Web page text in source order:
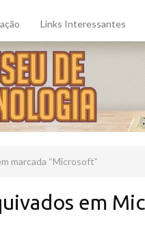
Links Interessantes
marcada Microsoft
em